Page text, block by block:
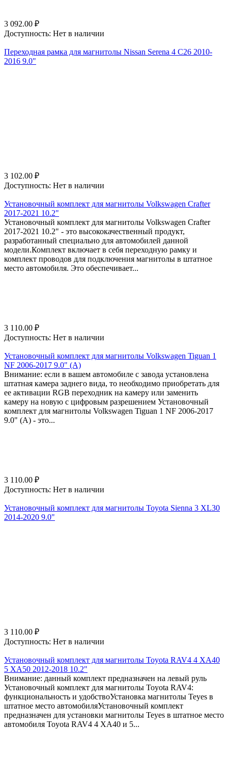
3 092.00 ₽
Доступность: Нет в наличии
Переходная рамка для магнитолы Nissan Serena 4 C26 2010-
2016 9.0"
3 102.00 ₽
Доступность: Нет в наличии
Установочный комплект для магнитолы Volkswagen Crafter
2017-2021 10.2"
Установочный комплект для магнитолы Volkswagen Crafter
2017-2021 10.2" - это высококачественный продукт,
разработанный специально для автомобилей данной
модели.Комплект включает в себя переходную рамку и
комплект проводов для подключения магнитолы в штатное
место автомобиля. Это обеспечивает...
3 110.00 ₽
Доступность: Нет в наличии
Установочный комплект для магнитолы Volkswagen Tiguan 1
NF 2006-2017 9.0" (A)
Внимание: если в вашем автомобиле с завода установлена
штатная камера заднего вида, то необходимо приобретать для
ее активации RGB переходник на камеру или заменить
камеру на новую с цифровым разрешением Установочный
комплект для магнитолы Volkswagen Tiguan 1 NF 2006-2017
9.0" (A) - это...
3 110.00 ₽
Доступность: Нет в наличии
Установочный комплект для магнитолы Toyota Sienna 3 XL30
2014-2020 9.0"
3 110.00 ₽
Доступность: Нет в наличии
Установочный комплект для магнитолы Toyota RAV4 4 XA40
5 XA50 2012-2018 10.2"
Внимание: данный комплект предназначен на левый руль
Установочный комплект для магнитолы Toyota RAV4:
функциональность и удобствоУстановка магнитолы Teyes в
штатное место автомобиляУстановочный комплект
предназначен для установки магнитолы Teyes в штатное место
автомобиля Toyota RAV4 4 XA40 и 5...